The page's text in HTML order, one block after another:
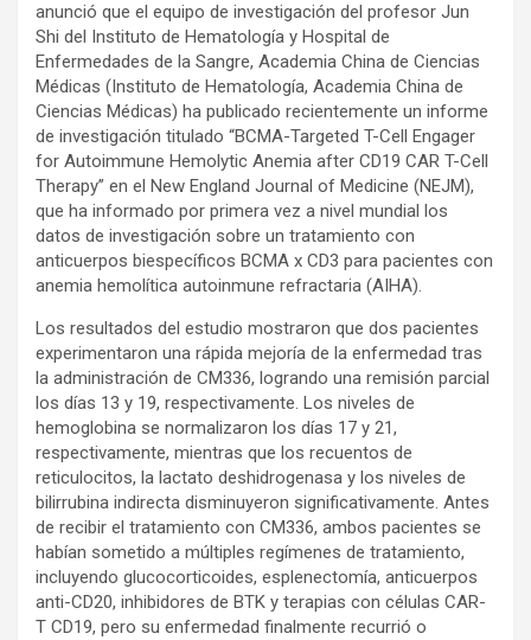
anunció que el equipo de investigación del profesor Jun
Shi del Instituto de Hematología y Hospital de
Enfermedades de la Sangre, Academia China de Ciencias
Médicas (Instituto de Hematología, Academia China de
Ciencias Médicas) ha publicado recientemente un informe
de investigación titulado “BCMA-Targeted T-Cell Engager
for Autoimmune Hemolytic Anemia after CD19 CAR T-Cell
Therapy” en el New England Journal of Medicine (NEJM),
que ha informado por primera vez a nivel mundial los
datos de investigación sobre un tratamiento con
anticuerpos biespecíficos BCMA x CD3 para pacientes con
anemia hemolítica autoinmune refractaria (AIHA).
Los resultados del estudio mostraron que dos pacientes
experimentaron una rápida mejoría de la enfermedad tras
la administración de CM336, logrando una remisión parcial
los días 13 y 19, respectivamente. Los niveles de
hemoglobina se normalizaron los días 17 y 21,
respectivamente, mientras que los recuentos de
reticulocitos, la lactato deshidrogenasa y los niveles de
bilirrubina indirecta disminuyeron significativamente. Antes
de recibir el tratamiento con CM336, ambos pacientes se
habían sometido a múltiples regímenes de tratamiento,
incluyendo glucocorticoides, esplenectomía, anticuerpos
anti-CD20, inhibidores de BTK y terapias con células CAR-
T CD19, pero su enfermedad finalmente recurrió o